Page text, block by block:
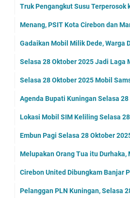
Truk Pengangkut Susu Terperosok
Menang, PSIT Kota Cirebon dan
Gadaikan Mobil Milik Dede, Warga
Selasa 28 Oktober 2025 Jadi Laga
Selasa 28 Oktober 2025 Mobil
Agenda Bupati Kuningan Selasa
Lokasi Mobil SIM Keliling Selasa
Embun Pagi Selasa 28 Oktober
Melupakan Orang Tua itu Durhaka,
Cirebon United Dibungkam Banjar
Pelanggan PLN Kuningan, Selasa